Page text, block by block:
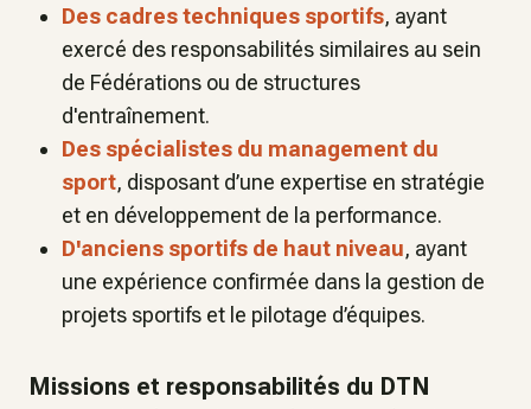
Des cadres techniques sportifs, ayant
exercé des responsabilités similaires au sein
de Fédérations ou de structures
d'entraînement.
Des spécialistes du management du
sport, disposant d’une expertise en stratégie
et en développement de la performance.
D'anciens sportifs de haut niveau, ayant
une expérience confirmée dans la gestion de
projets sportifs et le pilotage d’équipes.
Missions et responsabilités du DTN